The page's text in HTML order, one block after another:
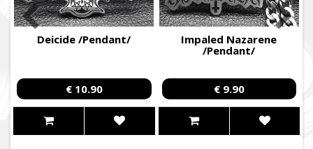
Deicide /Pendant/
€ 10.90
Impaled Nazarene
/Pendant/
€ 9.90